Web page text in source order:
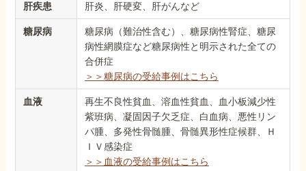
肝疾患 肝炎、肝硬変、肝がんなど
糖尿病
糖尿病（難治性含む）、糖尿病性腎症、糖尿
病性網膜症など糖尿病性と明示された全ての
合併症
＞＞糖尿病の受給事例はこちら
血液
再生不良性貧血、溶血性貧血、血小板減少性
紫班病、凝固因子欠乏症、白血病、悪性リン
パ腫、多発性骨髄腫、骨髄異形性症候群、Ｈ
ＩＶ感染症
＞＞血液の受給事例はこちら